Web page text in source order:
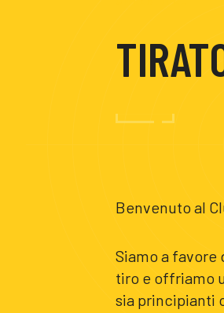
Benvenuto al
Siamo a favore
tiro e offriamo
sia principianti